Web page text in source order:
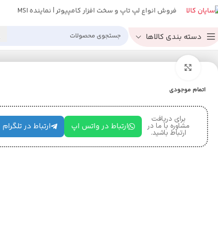
فروش انواع لپ تاپ و سخت افزار کامپیوتر | نماینده MSI
دسته بندی کالاها
اتمام موجودی
برای دریافت
مشاوره با ما در
ارتباط باشید.
ارتباط در واتس اپ ارتباط در تلگرام